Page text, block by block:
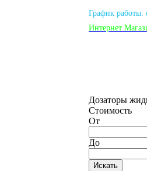
График работы:
Интернет
Дозаторы
Стоимость
От
До
Искать